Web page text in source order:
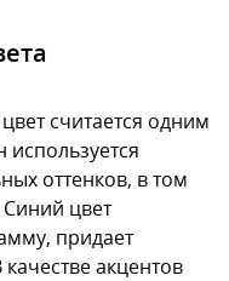
считается одним
оттенков, в том
Синий цвет
придает
акцентов